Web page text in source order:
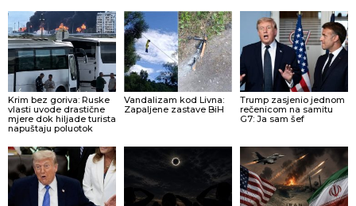
Krim bez goriva: Ruske
vlasti uvode drastične
mjere dok hiljade turista
napuštaju poluotok
Vandalizam kod Livna:
Zapaljene zastave BiH
Trump zasjenio jednom
rečenicom na samitu
G7: Ja sam šef